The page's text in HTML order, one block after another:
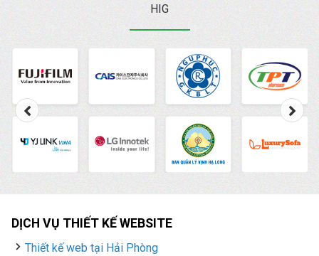
HIG
DỊCH VỤ THIẾT KẾ WEBSITE
Thiết kế web tại Hải Phòng